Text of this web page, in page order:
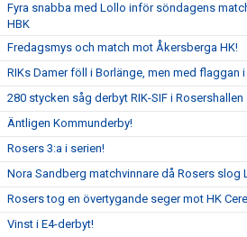
Fyra snabba med Lollo inför söndagens
HBK
Fredagsmys och match mot Åkersberga HK!
RIKs Damer föll i Borlänge, men med flaggan
280 stycken såg derbyt RIK-SIF i Rosershallen
Äntligen Kommunderby!
Rosers 3:a i serien!
Nora Sandberg matchvinnare då Rosers slog
Rosers tog en övertygande seger mot HK
Vinst i E4-derbyt!